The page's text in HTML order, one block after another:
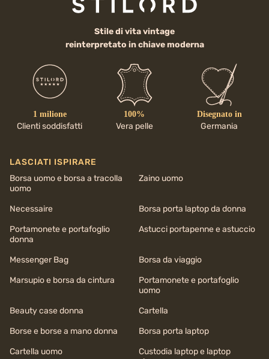
Stile di vita vintage
reinterpretato in chiave moderna
1 milione
Clienti soddisfatti
100%
Vera pelle
Disegnato in
Germania
LASCIATI ISPIRARE
Borsa uomo e borsa a tracolla
uomo
Zaino uomo
Necessaire
Borsa porta laptop da donna
Portamonete e portafoglio
donna
Astucci portapenne e astuccio
Messenger Bag
Borsa da viaggio
Marsupio e borsa da cintura
Portamonete e portafoglio
uomo
Beauty case donna
Cartella
Borse e borse a mano donna
Borsa porta laptop
Cartella uomo
Custodia laptop e laptop